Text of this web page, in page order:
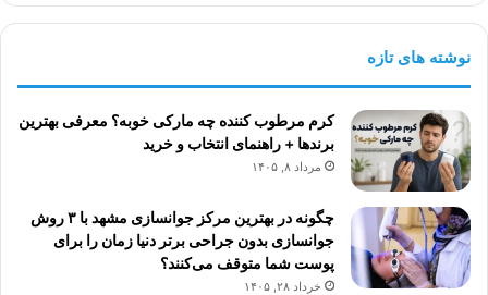
نوشته های تازه
کرم مرطوب کننده چه مارکی خوبه؟ معرفی بهترین
برندها + راهنمای انتخاب و خرید
مرداد ۸, ۱۴۰۵
چگونه در بهترین مرکز جوانسازی مشهد با ۳ روش
جوانسازی بدون جراحی برتر دنیا زمان را برای
پوست شما متوقف می‌کنند؟
خرداد ۲۸, ۱۴۰۵